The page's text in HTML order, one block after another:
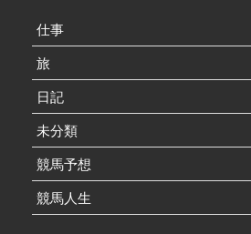
仕事
旅
日記
未分類
競馬予想
競馬人生